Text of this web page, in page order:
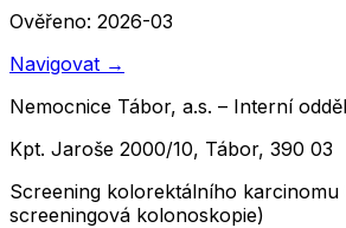
Ověřeno: 2026-03
Navigovat →
Nemocnice Tábor, a.s. – Interní
Kpt. Jaroše 2000/10, Tábor, 390 03
Screening kolorektálního karcinomu
screeningová kolonoskopie)